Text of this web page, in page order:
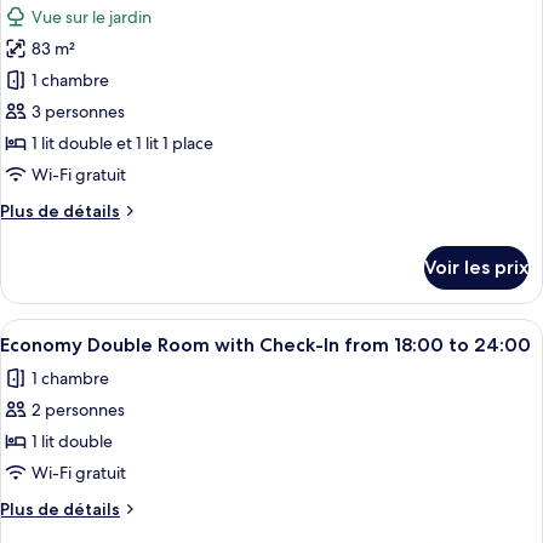
Royal
Terrace
A
les
photos
pour
ce
type
de
chambre :
Royal
Vue sur le jardin
83 m²
1 chambre
3 personnes
1 lit double et 1 lit 1 place
Wi-Fi gratuit
Plus de détails
Plus
le
type
de
Royal
Terrace
Voir les prix
Afficher
toutes
les
photos
pour
ce
type
de
Une chambre d’hôtel avec un
12
Economy Double Room with Check-In from 18:00 to 24:00
1 chambre
2 personnes
1 lit double
Wi-Fi gratuit
Plus de détails
Plus